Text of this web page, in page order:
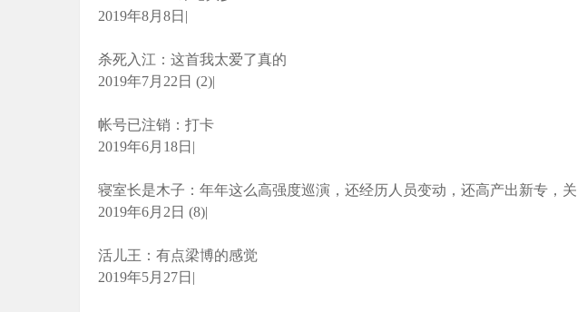
2019年8月8日|
杀死入江：这首我太爱了真的
2019年7月22日 (2)|
帐号已注销：打卡
2019年6月18日|
寝室长是木子：年年这么高强度巡演，还经历人员变动，还高产出新专，
2019年6月2日 (8)|
活儿王：有点梁博的感觉
2019年5月27日|